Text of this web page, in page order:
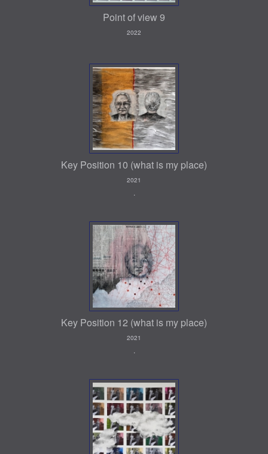
Point of view 9
2022
Key Position 10 (what is my place)
2021
.
Key Position 12 (what is my place)
2021
.